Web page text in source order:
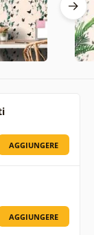
AGGIUNGERE
AGGIUNGERE